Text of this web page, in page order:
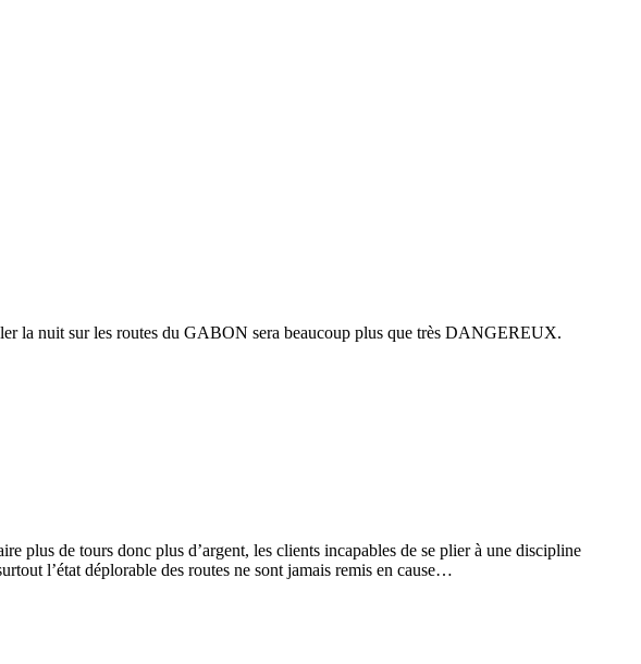
la nuit sur les routes du GABON sera beaucoup plus que très DANGEREUX.
plus de tours donc plus d’argent, les clients incapables de se plier à une discipline
l’état déplorable des routes ne sont jamais remis en cause…